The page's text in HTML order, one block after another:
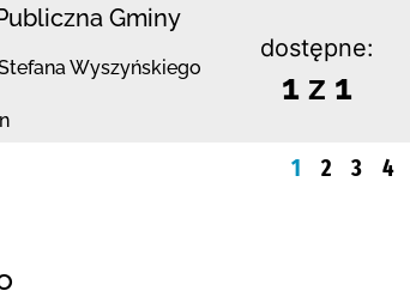
Gminy
Wyszyńskiego
dostępne:
1 z 1
1 2 3 4